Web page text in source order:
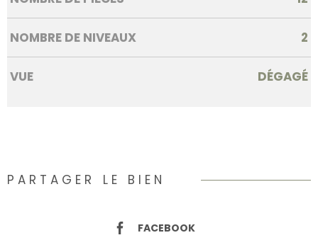
NOMBRE DE NIVEAUX 2
VUE DÉGAGÉ
PARTAGER LE BIEN
FACEBOOK